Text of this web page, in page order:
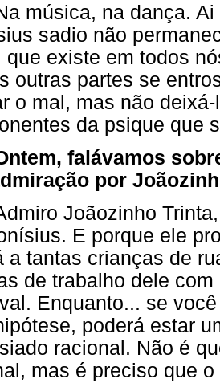
música, na dança.
sadio não
que existe em todos
outras partes se
o mal, mas não
da psique que
falávamos
por
Joãozinho
E porque ele
a tantas crianças de
de trabalho dele
Enquanto... se
poderá estar
racional. Não é
mas é preciso que